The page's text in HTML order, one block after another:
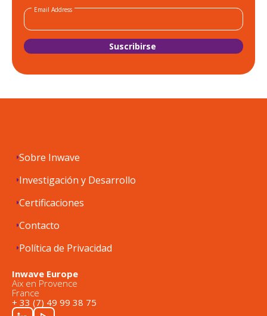
Email Address
Sobre Inwave
Investigación y Desarrollo
Certificaciones
Contacto
Política de Privacidad
Inwave Europe
Aix en Provence
France
+ 33 (7) 49 99 38 75